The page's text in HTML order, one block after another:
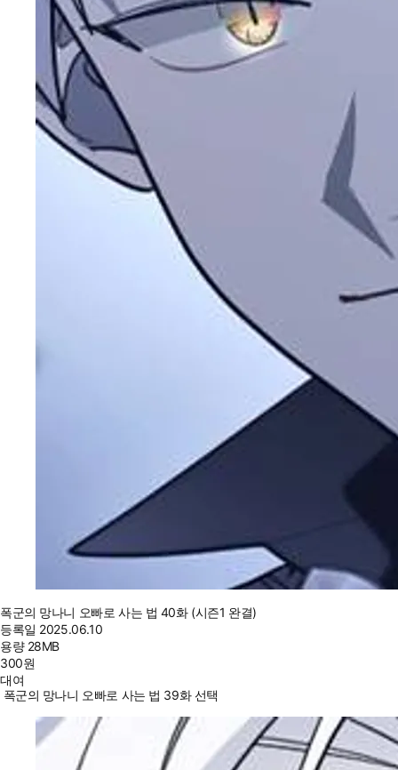
폭군의 망나니 오빠로 사는 법 40화 (시즌1 완결)
등록일 2025.06.10
용량 28MB
300원
대여
폭군의 망나니 오빠로 사는 법 39화 선택